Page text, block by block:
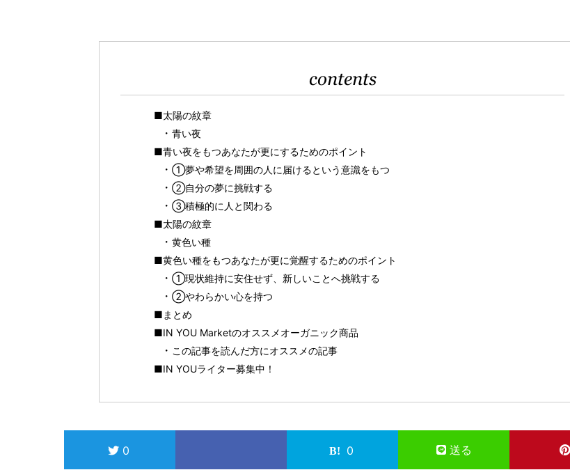
contents
■太陽の紋章
青い夜
■青い夜をもつあなたが更にするためのポイント
①夢や希望を周囲の人に届けるという意識をもつ
②自分の夢に挑戦する
③積極的に人と関わる
■太陽の紋章
黄色い種
■黄色い種をもつあなたが更に覚醒するためのポイント
①現状維持に安住せず、新しいことへ挑戦する
②やわらかい心を持つ
■まとめ
■IN YOU Marketのオススメオーガニック商品
この記事を読んだ方にオススメの記事
■IN YOUライター募集中！
0 0 送る